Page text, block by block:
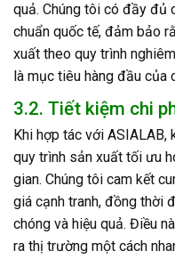
quả. Chúng tôi có đầy đủ
chuẩn quốc tế, đảm bảo
xuất theo quy trình
là mục tiêu hàng đầu của
3.2. Tiết kiệm chi
Khi hợp tác với
quy trình sản xuất tối ưu
gian. Chúng tôi cam kết
giá cạnh tranh, đồng thời
chóng và hiệu quả. Điều
ra thị trường một cách